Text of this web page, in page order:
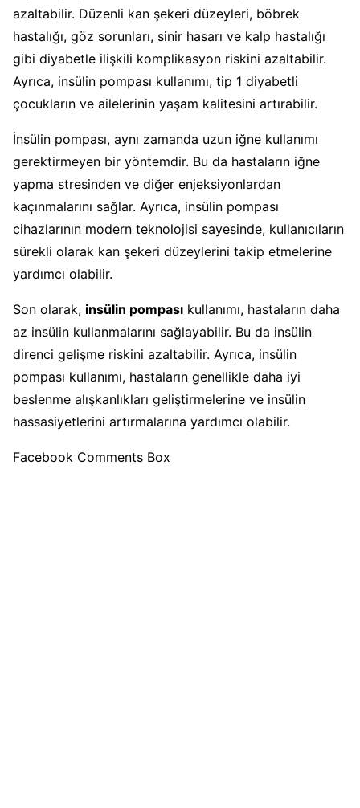
azaltabilir. Düzenli kan şekeri düzeyleri, böbrek
hastalığı, göz sorunları, sinir hasarı ve kalp hastalığı
gibi diyabetle ilişkili komplikasyon riskini azaltabilir.
Ayrıca, insülin pompası kullanımı, tip 1 diyabetli
çocukların ve ailelerinin yaşam kalitesini artırabilir.
İnsülin pompası, aynı zamanda uzun iğne kullanımı
gerektirmeyen bir yöntemdir. Bu da hastaların iğne
yapma stresinden ve diğer enjeksiyonlardan
kaçınmalarını sağlar. Ayrıca, insülin pompası
cihazlarının modern teknolojisi sayesinde, kullanıcıların
sürekli olarak kan şekeri düzeylerini takip etmelerine
yardımcı olabilir.
Son olarak, insülin pompası kullanımı, hastaların daha
az insülin kullanmalarını sağlayabilir. Bu da insülin
direnci gelişme riskini azaltabilir. Ayrıca, insülin
pompası kullanımı, hastaların genellikle daha iyi
beslenme alışkanlıkları geliştirmelerine ve insülin
hassasiyetlerini artırmalarına yardımcı olabilir.
Facebook Comments Box